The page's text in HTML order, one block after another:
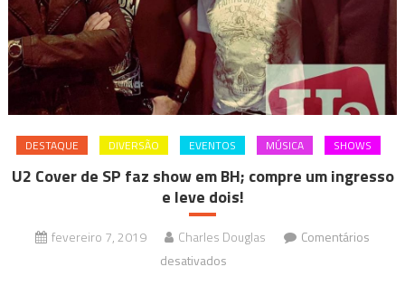
DESTAQUE DIVERSÃO EVENTOS MÚSICA SHOWS
U2 Cover de SP faz show em BH; compre um ingresso
e leve dois!
fevereiro 7, 2019 Charles Douglas
Comentários
desativados